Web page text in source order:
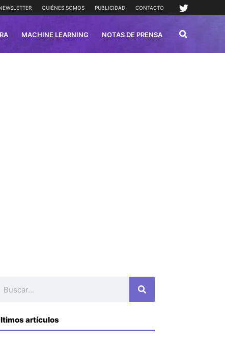
QUIÉNES SOMOS PUBLICIDAD CONTACTO
MACHINE LEARNING NOTAS DE PRENSA
artículos